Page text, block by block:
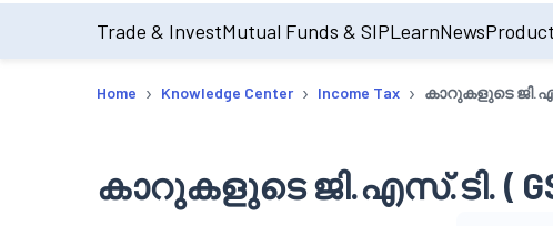
Trade & InvestMutual Funds & SIPLearnNews
Home › Knowledge Center › Income Tax › കാറുകളുടെ
കാറുകളുടെ ജി.എസ്.ടി. (